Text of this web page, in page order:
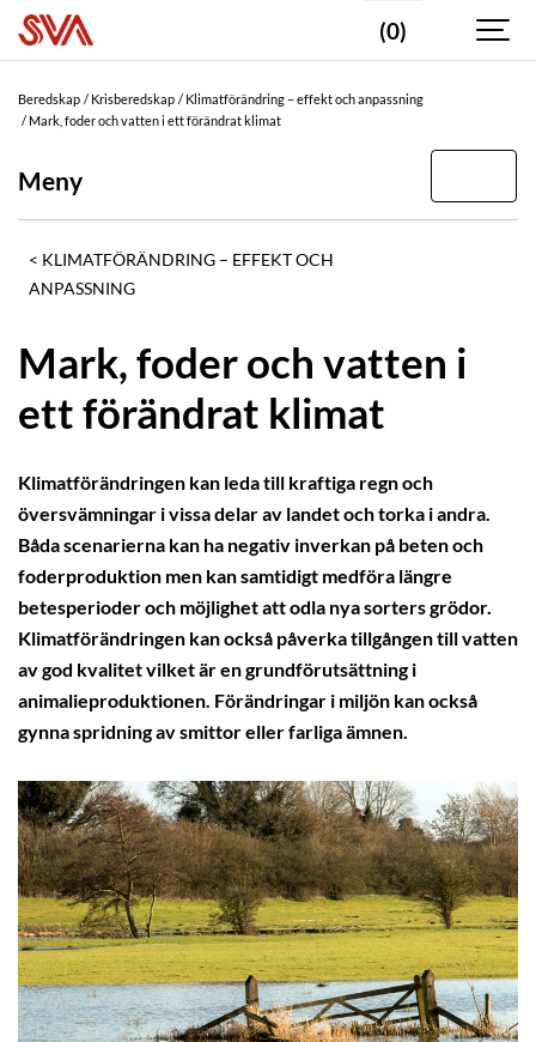
(0)
Beredskap Krisberedskap
Klimatförändring – effekt och anpassning
Mark, foder och vatten i ett förändrat klimat
Meny
KLIMATFÖRÄNDRING – EFFEKT OCH
ANPASSNING
Mark, foder och vatten i
ett förändrat klimat
Klimatförändringen kan leda till kraftiga regn och
översvämningar i vissa delar av landet och torka i andra.
Båda scenarierna kan ha negativ inverkan på beten och
foderproduktion men kan samtidigt medföra längre
betesperioder och möjlighet att odla nya sorters grödor.
Klimatförändringen kan också påverka tillgången till vatten
av god kvalitet vilket är en grundförutsättning i
animalieproduktionen. Förändringar i miljön kan också
gynna spridning av smittor eller farliga ämnen.